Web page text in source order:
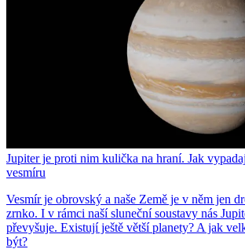
Jupiter je proti nim kulička na hraní. Jak
vesmíru
Vesmír je obrovský a naše Země je v něm jen
zrnko. I v rámci naší sluneční soustavy nás
převyšuje. Existují ještě větší planety? A jak
být?